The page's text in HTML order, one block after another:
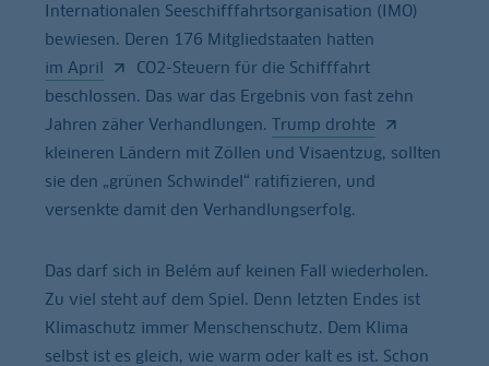
Internationalen Seeschifffahrtsorganisation (IMO)
bewiesen. Deren 176 Mitgliedstaaten hatten
im April
CO2-Steuern für die Schifffahrt
beschlossen. Das war das Ergebnis von fast zehn
Jahren zäher Verhandlungen. Trump drohte
kleineren Ländern mit Zöllen und Visaentzug, sollten
sie den „grünen Schwindel“ ratifizieren, und
versenkte damit den Verhandlungserfolg.
Das darf sich in Belém auf keinen Fall wiederholen.
Zu viel steht auf dem Spiel. Denn letzten Endes ist
Klimaschutz immer Menschenschutz. Dem Klima
selbst ist es gleich, wie warm oder kalt es ist. Schon